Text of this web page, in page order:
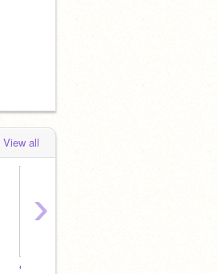
View all
みんなで仲良くスタジオ
›